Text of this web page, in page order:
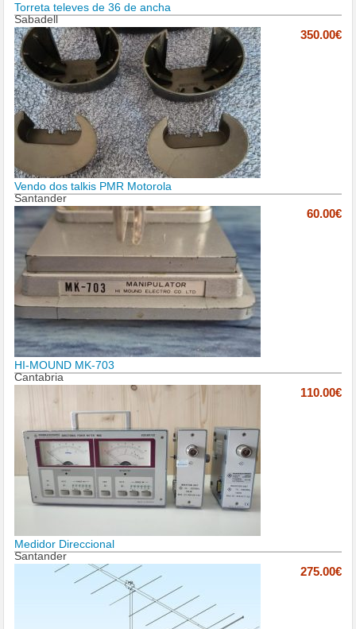
Torreta televes de 36 de ancha
Sabadell
350.00€
Vendo dos talkis PMR Motorola
Santander
60.00€
HI-MOUND MK-703
Cantabria
110.00€
Medidor Direccional
Santander
275.00€